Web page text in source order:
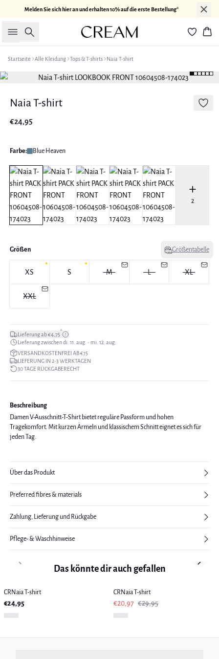
Melden Sie sich hier an und erhalten 10% auf die erste Bestellung*
Suche
Startseite Alle Kleidung Tops & T-shirts Naia T-shirt
Naia T-shirt
€24,95
Farbe: Blue Heaven
2
Größen Größentabelle
XS S M L XL
XXL
Lieferung ab €4,75*
Lieferung zwischen di. 11. aug. - mi. 12. aug.
VERSANDKOSTENFREI AB €75
LIEFERUNG IN 2-3 WERKTAGEN
30 TAGE RÜCKGABERECHT
Beschreibung
Damen V-Ausschnitt-T-Shirt bietet reguläre Passform und hohen
Tragekomfort. Mit kurzen Ärmeln und klassischem Schnitt eignet es sich für
jeden Tag.
Über das Produkt
Preferred fibres & materials
Zahlung, Lieferung und Rückgabe
Pflege- & Waschhinweise
Das könnte dir auch gefallen
CRNaia T-shirt
€24,95
CRNaia T-shirt
€20,97 €29,95
Previous slide Next